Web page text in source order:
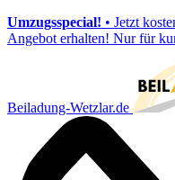
Umzugsspecial! • Jetzt
Angebot erhalten! Nur für
Beiladung-Wetzlar.de